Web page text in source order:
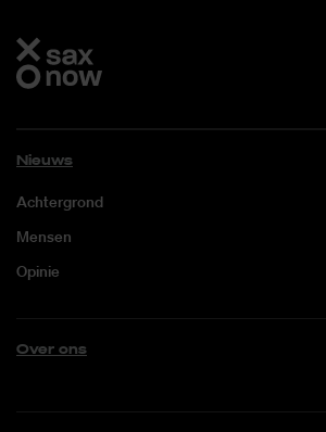
Nieuws
Achtergrond
Mensen
Opinie
Over ons